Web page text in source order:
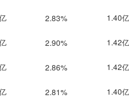
2.83% 1.40亿
2.90% 1.42亿
2.86% 1.42亿
2.81% 1.40亿